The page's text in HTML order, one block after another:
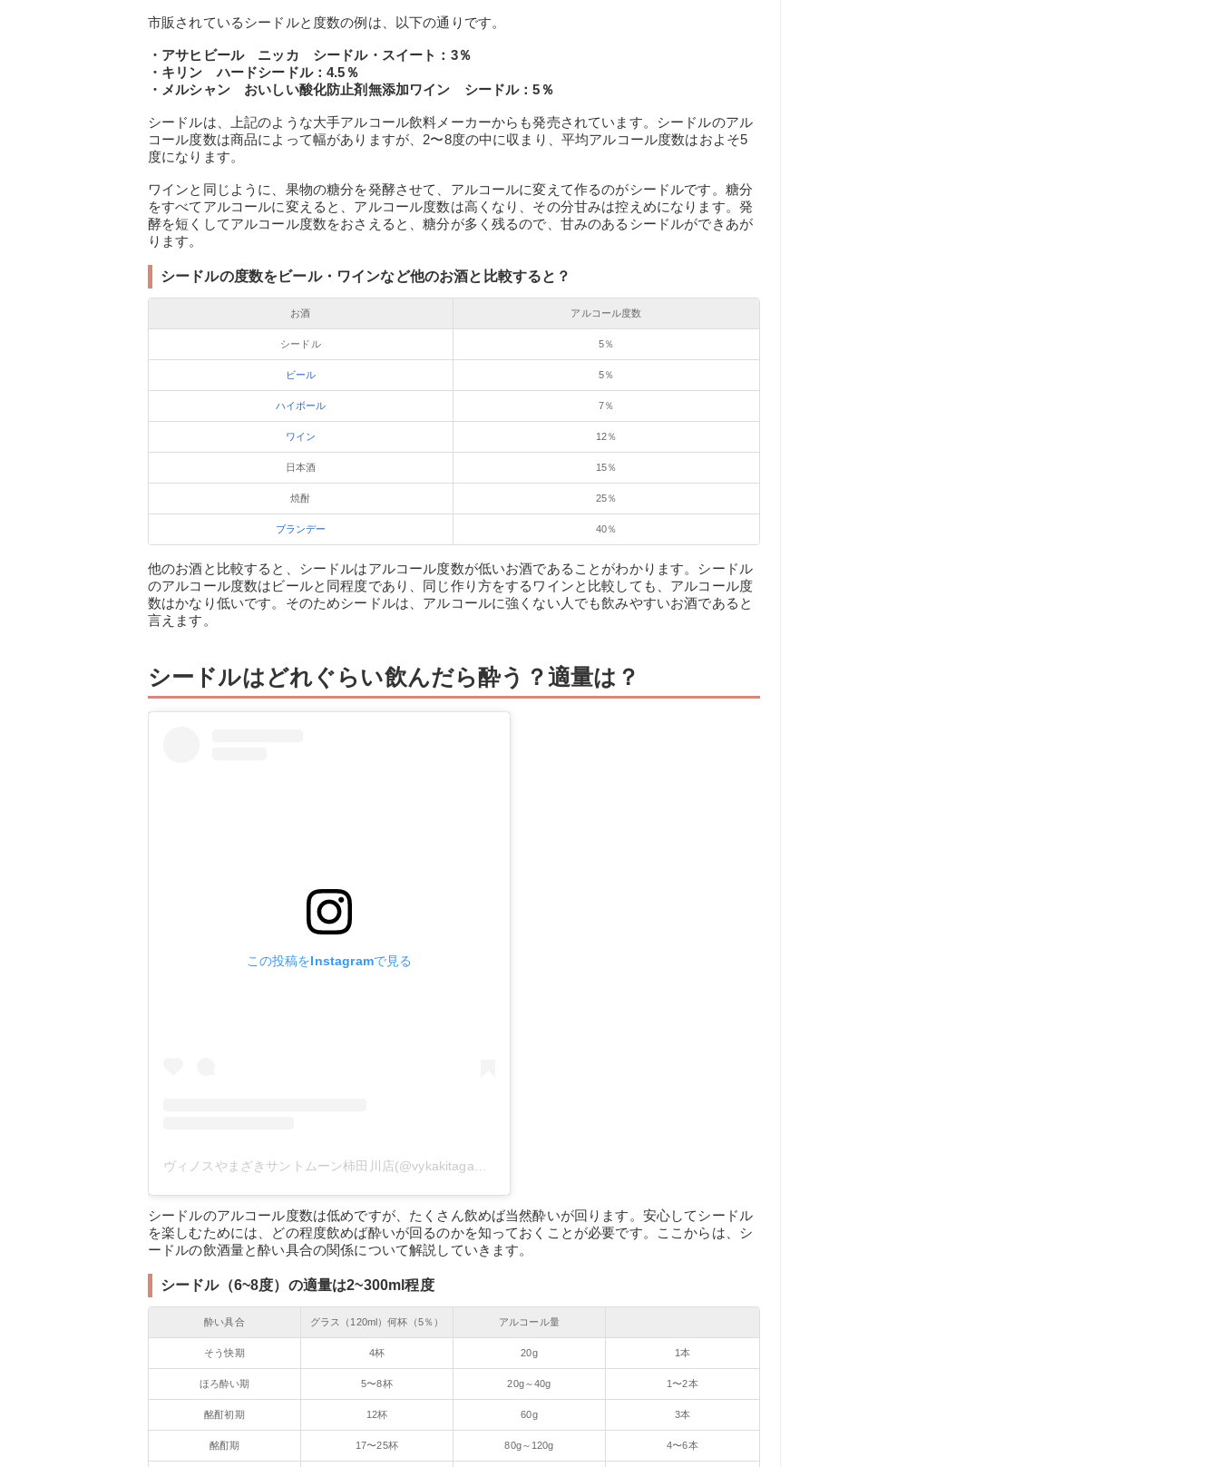
市販されているシードルと度数の例は、以下の通りです。
・アサヒビール ニッカ シードル・スイート：3％
・キリン ハードシードル：4.5％
・メルシャン おいしい酸化防止剤無添加ワイン シードル：5％
シードルは、上記のような大手アルコール飲料メーカーからも発売されています。シードルのアル
コール度数は商品によって幅がありますが、2〜8度の中に収まり、平均アルコール度数はおよそ5
度になります。
ワインと同じように、果物の糖分を発酵させて、アルコールに変えて作るのがシードルです。糖分
をすべてアルコールに変えると、アルコール度数は高くなり、その分甘みは控えめになります。発
酵を短くしてアルコール度数をおさえると、糖分が多く残るので、甘みのあるシードルができあが
ります。
シードルの度数をビール・ワインなど他のお酒と比較すると？
お酒 アルコール度数
シードル 5％
ビール 5％
ハイボール 7％
ワイン 12％
日本酒 15％
焼酎 25％
ブランデー 40％
他のお酒と比較すると、シードルはアルコール度数が低いお酒であることがわかります。シードル
のアルコール度数はビールと同程度であり、同じ作り方をするワインと比較しても、アルコール度
数はかなり低いです。そのためシードルは、アルコールに強くない人でも飲みやすいお酒であると
言えます。
シードルはどれぐらい飲んだら酔う？適量は？
この投稿をInstagramで見る
シードルのアルコール度数は低めですが、たくさん飲めば当然酔いが回ります。安心してシードル
を楽しむためには、どの程度飲めば酔いが回るのかを知っておくことが必要です。ここからは、シ
ードルの飲酒量と酔い具合の関係について解説していきます。
シードル（6~8度）の適量は2~300ml程度
酔い具合 グラス（120ml）何杯（5％） アルコール量
そう快期 4杯 20g 1本
ほろ酔い期 5〜8杯 20g～40g 1〜2本
酩酊初期 12杯 60g 3本
酩酊期 17〜25杯 80g～120g 4〜6本